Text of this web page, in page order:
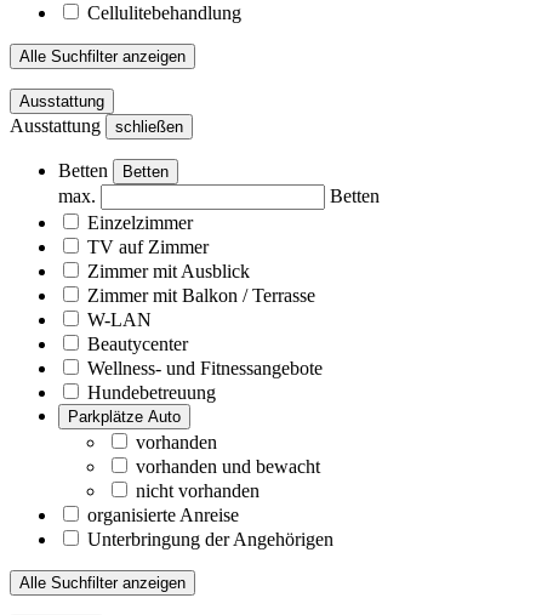
Cellulitebehandlung
Alle Suchfilter anzeigen
Ausstattung
Ausstattung schließen
Betten Betten
max.
Betten
Einzelzimmer
TV auf Zimmer
Zimmer mit Ausblick
Zimmer mit Balkon / Terrasse
W-LAN
Beautycenter
Wellness- und Fitnessangebote
Hundebetreuung
Parkplätze Auto
vorhanden
vorhanden und bewacht
nicht vorhanden
organisierte Anreise
Unterbringung der Angehörigen
Alle Suchfilter anzeigen